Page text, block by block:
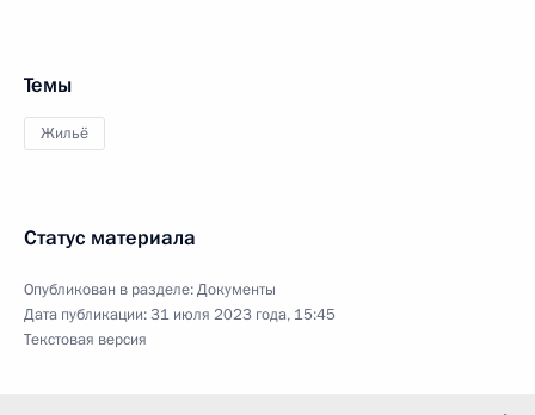
Темы
Жильё
Статус материала
Опубликован в разделе:Документы
Дата публикации:31 июля 2023 года, 15:45
Текстовая версия